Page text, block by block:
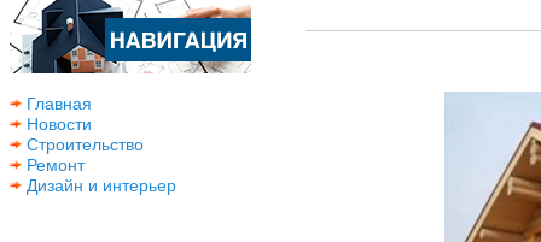
Главная
Новости
Строительство
Ремонт
Дизайн и интерьер